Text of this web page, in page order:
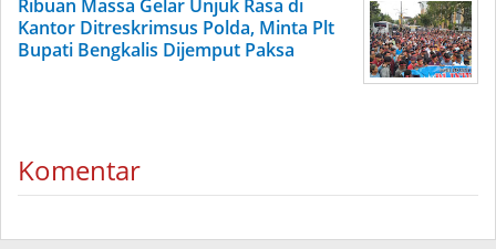
Ribuan Massa Gelar Unjuk Rasa di
Kantor Ditreskrimsus Polda, Minta Plt
Bupati Bengkalis Dijemput Paksa
Komentar